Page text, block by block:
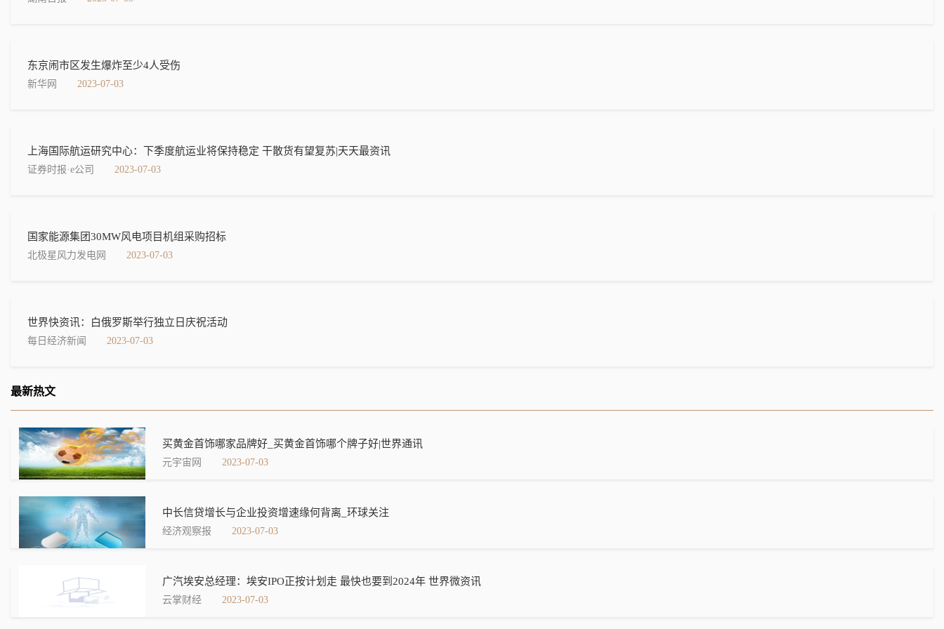
东京闹市区发生爆炸至少4人受伤
新华网 2023-07-03
上海国际航运研究中心：下季度航运业将保持稳定 干散货有望复苏|天天最资讯
证券时报·e公司 2023-07-03
国家能源集团30MW风电项目机组采购招标
北极星风力发电网 2023-07-03
世界快资讯：白俄罗斯举行独立日庆祝活动
每日经济新闻 2023-07-03
最新热文
买黄金首饰哪家品牌好_买黄金首饰哪个牌子好|世界通讯
元宇宙网 2023-07-03
中长信贷增长与企业投资增速缘何背离_环球关注
经济观察报 2023-07-03
广汽埃安总经理：埃安IPO正按计划走 最快也要到2024年 世界微资讯
云掌财经 2023-07-03